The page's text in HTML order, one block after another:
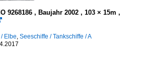
9268186 , Baujahr 2002 , 103 × 15m ,
Elbe, Seeschiffe / Tankschiffe / A